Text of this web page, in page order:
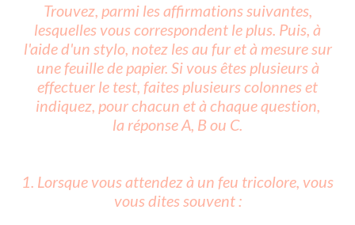
Trouvez, parmi les affirmations suivantes,
lesquelles vous correspondent le plus. Puis, à
l'aide d'un stylo, notez les au fur et à mesure sur
une feuille de papier. Si vous êtes plusieurs à
effectuer le test, faites plusieurs colonnes et
indiquez, pour chacun et à chaque question,
la réponse A, B ou C.
1. Lorsque vous attendez à un feu tricolore, vous
vous dites souvent :